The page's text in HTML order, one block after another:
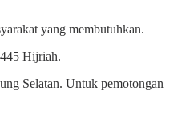
yang membutuhkan.
Hijriah.
Selatan. Untuk pemotongan